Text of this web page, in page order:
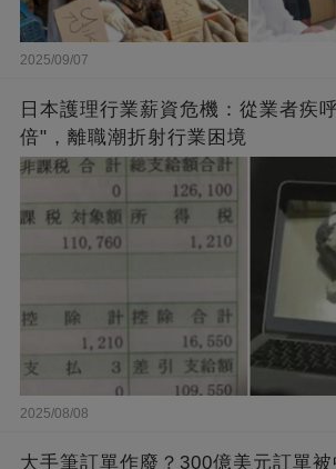
2025/09/07
日本護理行業薪資危機：從業者疾
倍"，離職潮折射行業困境
2025/08/08
大手筆訂單作廢？300億美元訂單